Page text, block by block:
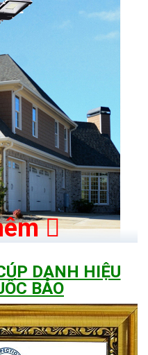
chiếu sáng lâu lên đến 14
120W còn có những ưu
DANH HIỆU
BẢO